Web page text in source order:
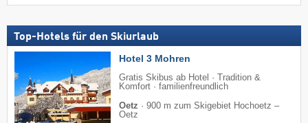
Top-Hotels für den Skiurlaub
Hotel 3 Mohren
Gratis Skibus ab Hotel · Tradition &
Komfort · familienfreundlich
Oetz · 900 m zum Skigebiet Hochoetz –
Oetz